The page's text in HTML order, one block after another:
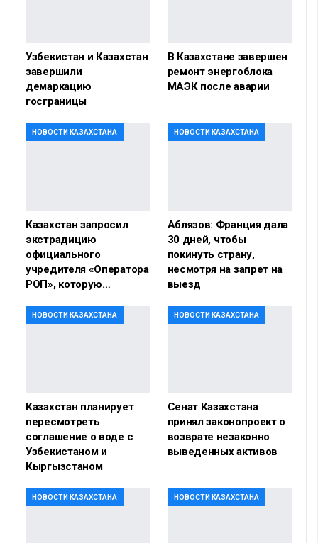
Узбекистан и Казахстан
завершили
демаркацию
госграницы
В Казахстане завершен
ремонт энергоблока
МАЭК после аварии
НОВОСТИ КАЗАХСТАНА
Казахстан запросил
экстрадицию
официального
учредителя «Оператора
РОП», которую…
НОВОСТИ КАЗАХСТАНА
Аблязов: Франция дала
30 дней, чтобы
покинуть страну,
несмотря на запрет на
выезд
НОВОСТИ КАЗАХСТАНА
Казахстан планирует
пересмотреть
соглашение о воде с
Узбекистаном и
Кыргызстаном
НОВОСТИ КАЗАХСТАНА
Сенат Казахстана
принял законопроект о
возврате незаконно
выведенных активов
НОВОСТИ КАЗАХСТАНА НОВОСТИ КАЗАХСТАНА